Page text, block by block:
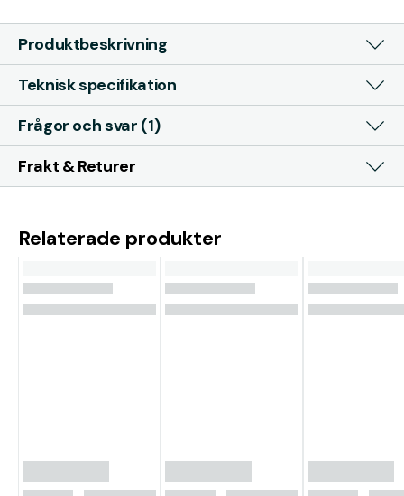
Produktbeskrivning
Teknisk specifikation
Frågor och svar (1)
Frakt & Returer
Relaterade produkter